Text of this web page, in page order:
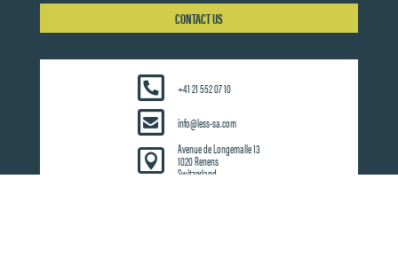
CONTACT US
+41 21 552 07 10
info@less-sa.com

Avenue de Longemalle 13
1020 Renens
Switzerland